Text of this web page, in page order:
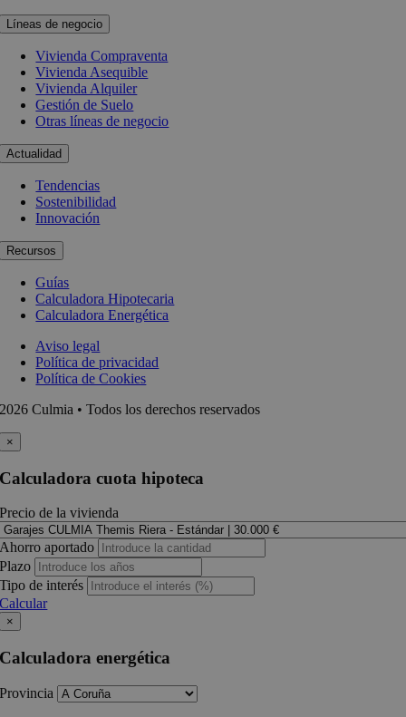
Líneas de negocio
Vivienda Compraventa
Vivienda Asequible
Vivienda Alquiler
Gestión de Suelo
Otras líneas de negocio
Actualidad
Tendencias
Sostenibilidad
Innovación
Recursos
Guías
Calculadora Hipotecaria
Calculadora Energética
Aviso legal
Política de privacidad
Política de Cookies
2026 Culmia • Todos los derechos reservados
×
Calculadora cuota hipoteca
Precio de la vivienda
Ahorro aportado
Plazo
Tipo de interés
Calcular
×
Calculadora energética
Provincia